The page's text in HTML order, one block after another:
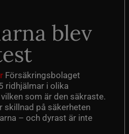
blev
Försäkringsbolaget
ridhjälmar i olika
som är den säkraste.
skillnad på säkerheten
– och dyrast är inte